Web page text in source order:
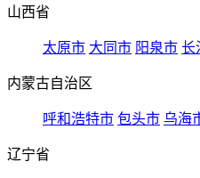
山西省
太原市 大同市 阳泉市 长
内蒙古自治区
呼和浩特市 包头市 乌海
辽宁省